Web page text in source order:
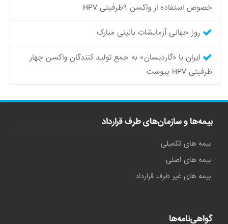
خصوص استفاده از واکسن ۹‌ظرفیتی HPV
روز جهانی آزمایشات بالینی مبارک
ایران با «گاردیسان» به جمع تولید کنندگان واکسن چهار
ظرفیتی HPV پیوست
بیمه‌ها و سازمان‌های طرف قرارداد
بیمه های تکمیلی
بیمه های اصلی
بیمه های غیر طرف قرارداد
گواهی‌نامه‌ها